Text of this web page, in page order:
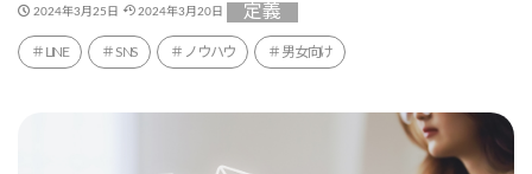
2024年3月25日 2024年3月20日 定義
LINE SNS ノウハウ 男女向け